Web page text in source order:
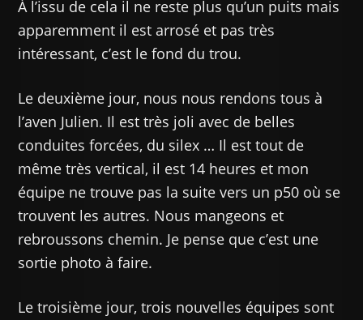
À l’issu de cela il ne reste plus qu’un puits mais
apparemment il est arrosé et pas très
intéressant, c’est le fond du trou.
Le deuxième jour, nous nous rendons tous à
l’aven Julien. Il est très joli avec de belles
conduites forcées, du silex … Il est tout de
même très vertical, il est 14 heures et mon
équipe ne trouve pas la suite vers un p50 où se
trouvent les autres. Nous mangeons et
rebroussons chemin. Je pense que c’est une
sortie photo à faire.
Le troisième jour, trois nouvelles équipes sont